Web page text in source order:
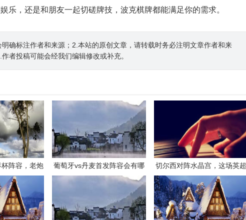
乐，还是和朋友一起切磋牌技，波克棋牌都能满足你的需求。
确标注作者和来源；2.本站的原创文章，请转载时务必注明文章作者和来
者投稿可能会经我们编辑修改或补充。
阵容，老炮
能否续写荣
葡萄牙vs丹麦首发阵容会有哪
些看点？
切尔西对阵水晶宫，这场英超
对决有哪些看点和悬念？